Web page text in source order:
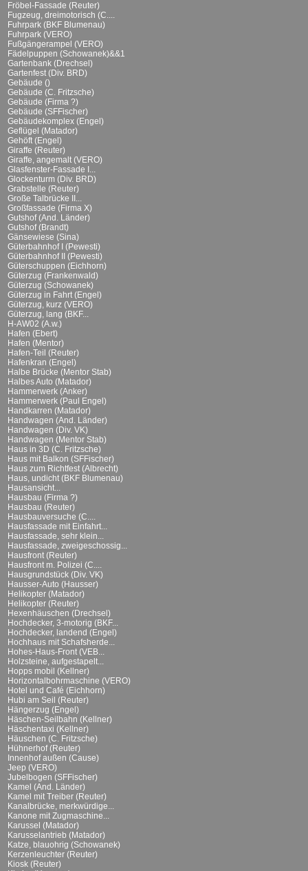
Fröbel-Fassade (Reuter)
Fugzeug, dreimotorisch (C....
Fuhrpark (BKF Blumenau)
Fuhrpark (VERO)
Fußgängerampel (VERO)
Fädelpuppen (Schowanek)&&1
Gartenbank (Drechsel)
Gartenfest (Div. BRD)
Gebäude ()
Gebäude (C. Fritzsche)
Gebäude (Firma ?)
Gebäude (SFFischer)
Gebäudekomplex (Engel)
Geflügel (Matador)
Gehöft (Engel)
Giraffe (Reuter)
Giraffe, angemalt (VERO)
Glasfenster-Fassade I...
Glockenturm (Div. BRD)
Grabstelle (Reuter)
Große Talbrücke II...
Großfassade (Firma X)
Gutshof (And. Länder)
Gutshof (Brandt)
Gänsewiese (Sina)
Güterbahnhof I (Pewesti)
Güterbahnhof II (Pewesti)
Güterschuppen (Eichhorn)
Güterzug (Frankenwald)
Güterzug (Schowanek)
Güterzug in Fahrt (Engel)
Güterzug, kurz (VERO)
Güterzug, lang (BKF...
H-AW02 (A.w.)
Hafen (Ebert)
Hafen (Mentor)
Hafen-Teil (Reuter)
Hafenkran (Engel)
Halbe Brücke (Mentor Stab)
Halbes Auto (Matador)
Hammerwerk (Anker)
Hammerwerk (Paul Engel)
Handkarren (Matador)
Handwagen (And. Länder)
Handwagen (Div. VK)
Handwagen (Mentor Stab)
Haus in 3D (C. Fritzsche)
Haus mit Balkon (SFFischer)
Haus zum Richtfest (Albrecht)
Haus, undicht (BKF Blumenau)
Hausansicht...
Hausbau (Firma ?)
Hausbau (Reuter)
Hausbauversuche (C....
Hausfassade mit Einfahrt...
Hausfassade, sehr klein...
Hausfassade, zweigeschossig...
Hausfront (Reuter)
Hausfront m. Polizei (C....
Hausgrundstück (Div. VK)
Hausser-Auto (Hausser)
Helikopter (Matador)
Helikopter (Reuter)
Hexenhäuschen (Drechsel)
Hochdecker, 3-motorig (BKF...
Hochdecker, landend (Engel)
Hochhaus mit Schafsherde...
Hohes-Haus-Front (VEB...
Holzsteine, aufgestapelt...
Hopps mobil (Kellner)
Horizontalbohrmaschine (VERO)
Hotel und Café (Eichhorn)
Hubi am Seil (Reuter)
Hängerzug (Engel)
Häschen-Seilbahn (Kellner)
Häschentaxi (Kellner)
Häuschen (C. Fritzsche)
Hühnerhof (Reuter)
Innenhof außen (Cause)
Jeep (VERO)
Jubelbogen (SFFischer)
Kamel (And. Länder)
Kamel mit Treiber (Reuter)
Kanalbrücke, merkwürdige...
Kanone mit Zugmaschine...
Karussel (Matador)
Karusselantrieb (Matador)
Katze, blauohrig (Schowanek)
Kerzenleuchter (Reuter)
Kiosk (Reuter)